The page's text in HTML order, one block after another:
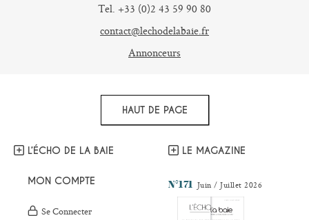
Tel. +33 (0)2 43 59 90 80
contact@lechodelabaie.fr
Annonceurs
HAUT DE PAGE
L’ÉCHO DE LA BAIE
MON COMPTE
Se Connecter
LE MAGAZINE
N°171 Juin / Juillet 2026